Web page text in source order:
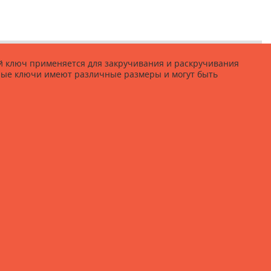
применяется для закручивания и раскручивания
ключи имеют различные размеры и могут быть